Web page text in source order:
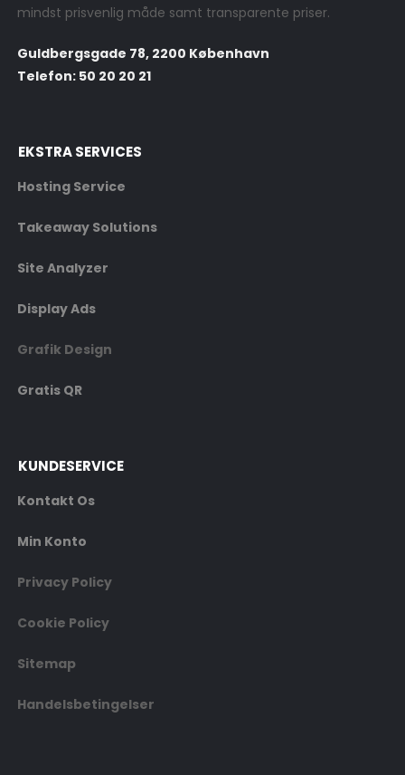
mindst prisvenlig måde samt transparente priser.
Guldbergsgade 78, 2200 København
Telefon: 50 20 20 21
EKSTRA SERVICES
Hosting Service
Takeaway Solutions
Site Analyzer
Display Ads
Grafik Design
Gratis QR
KUNDESERVICE
Kontakt Os
Min Konto
Privacy Policy
Cookie Policy
Sitemap
Handelsbetingelser